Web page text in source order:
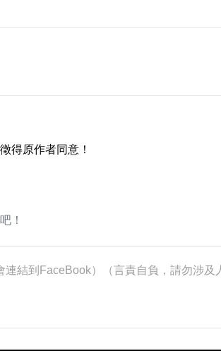
得原作者同意！
！
連結到FaceBook）（言責自負，請勿涉及